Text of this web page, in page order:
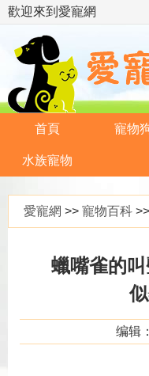
歡迎來到愛寵網
首頁 寵物
水族寵物
愛寵網 >> 寵物百科 >>
蠟嘴雀的
编辑